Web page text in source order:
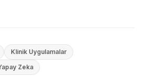
Klinik Uygulamalar
Zeka